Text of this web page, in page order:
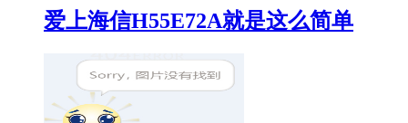
爱上海信H55E72A就是这么简单